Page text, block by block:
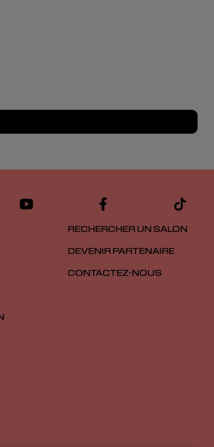
RECHERCHER UN SALON
DEVENIR PARTENAIRE
CONTACTEZ-NOUS